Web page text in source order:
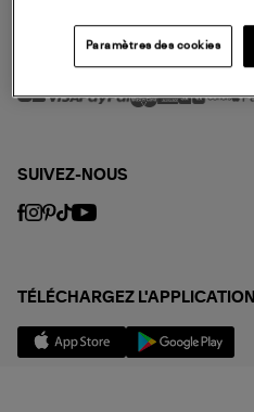
MODE DE PAIEMENT
SUIVEZ-NOUS
TÉLÉCHARGEZ L'APPLICATION
Paramètres des cookies